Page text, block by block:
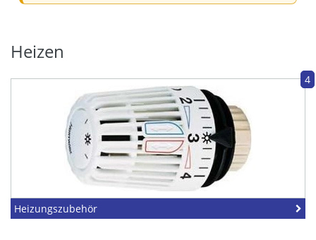
Heizen
4
Heizungszubehör